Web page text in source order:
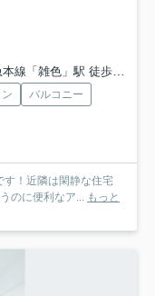
線「雑色」駅 徒歩10分
バルコニー
す！近隣は閑静な住宅
のに便利なア... もっと